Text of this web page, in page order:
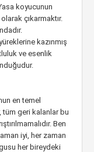
koyucunun
çıkarmaktır.
kazınmış
ve esenlik
en temel
geri kalanlar bu
Ben
iyi, her zaman
her bireydeki